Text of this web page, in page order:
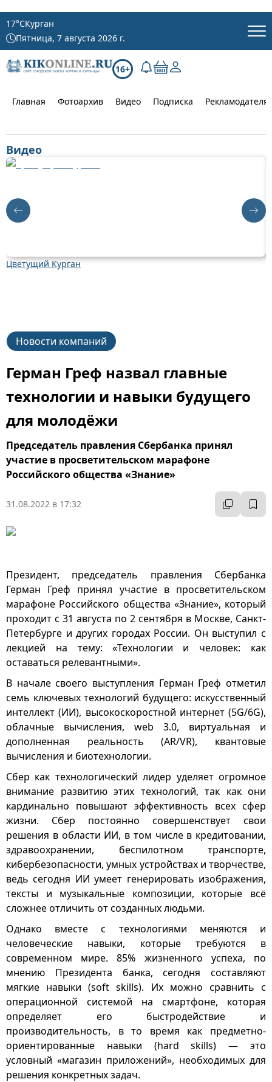
17°CКурган
Пятница, 7 августа 2026 г.
16+
Главная Фотоархив Видео Подписка
Видео
Цветущий Курган
Новости компаний
Герман Греф назвал главные
технологии и навыки будущего
для молодёжи
Председатель правления Сбербанка принял
участие в просветительском марафоне
Российского общества «Знание»
31.08.2022 в 17:32
Президент, председатель правления Сбербанка
Герман Греф принял участие в просветительском
марафоне Российского общества «Знание», который
проходит с 31 августа по 2 сентября в Москве, Санкт-
Петербурге и других городах России. Он выступил с
лекцией на тему: «Технологии и человек: как
оставаться релевантными».
В начале своего выступления Герман Греф отметил
семь ключевых технологий будущего: искусственный
интеллект (ИИ), высокоскоростной интернет (5G/6G),
облачные вычисления, web 3.0, виртуальная и
дополненная реальность (AR/VR), квантовые
вычисления и биотехнологии.
Сбер как технологический лидер уделяет огромное
внимание развитию этих технологий, так как они
кардинально повышают эффективность всех сфер
жизни. Сбер постоянно совершенствует свои
решения в области ИИ, в том числе в кредитовании,
здравоохранении, беспилотном транспорте,
кибербезопасности, умных устройствах и творчестве,
ведь сегодня ИИ умеет генерировать изображения,
тексты и музыкальные композиции, которые всё
сложнее отличить от созданных людьми.
Однако вместе с технологиями меняются и
человеческие навыки, которые требуются в
современном мире. 85% жизненного успеха, по
мнению Президента банка, сегодня составляют
мягкие навыки (soft skills). Их можно сравнить с
операционной системой на смартфоне, которая
определяет его быстродействие и
производительность, в то время как предметно-
ориентированные навыки (hard skills) — это
условный «магазин приложений», необходимых для
решения конкретных задач.